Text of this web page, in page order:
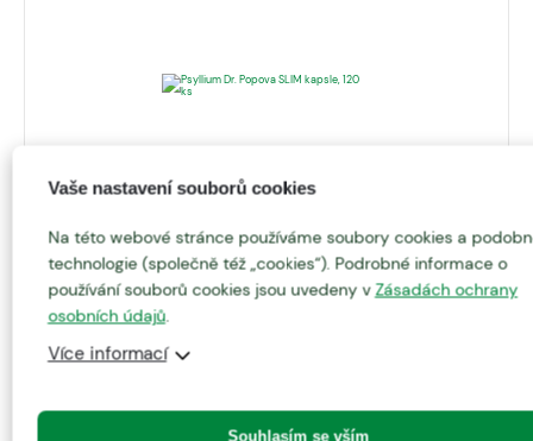
295Kč
Psyllium Dr. Popova SLIM kapsle, 120 ks
0 hodnocení
Pro efektivní a snadné hubnutí. Kombinace Psyllia a
účinných rostlinných extraktů.
Vaše nastavení souborů cookies
Na této webové stránce používáme soubory cookies a
technologie (společně též „cookies“). Podrobné informace o
používání souborů cookies jsou uvedeny vZásadách ochrany
osobních údajů.
Více informací
Souhlasím se vším